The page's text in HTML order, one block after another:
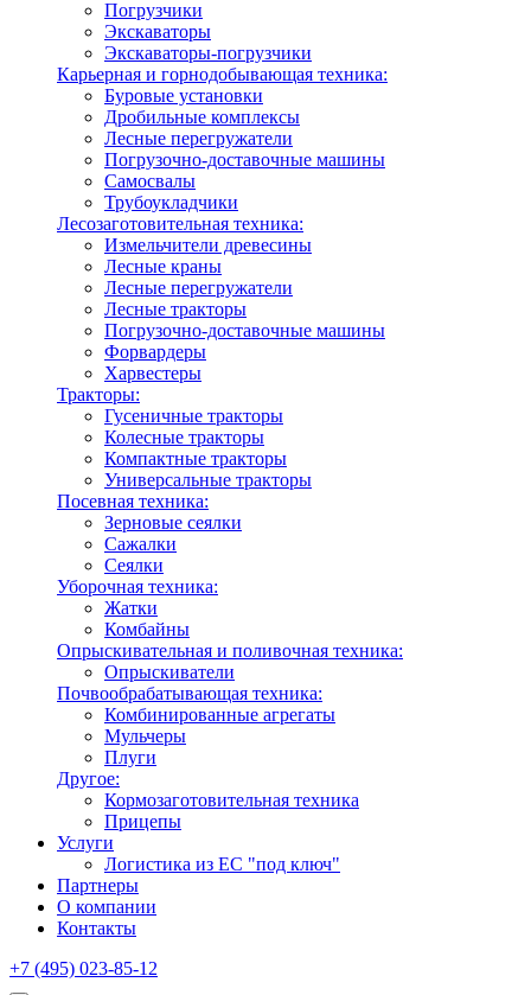
Погрузчики
Экскаваторы
Экскаваторы-погрузчики
Карьерная и горнодобывающая техника:
Буровые установки
Дробильные комплексы
Лесные перегружатели
Погрузочно-доставочные машины
Самосвалы
Трубоукладчики
Лесозаготовительная техника:
Измельчители древесины
Лесные краны
Лесные перегружатели
Лесные тракторы
Погрузочно-доставочные машины
Форвардеры
Харвестеры
Тракторы:
Гусеничные тракторы
Колесные тракторы
Компактные тракторы
Универсальные тракторы
Посевная техника:
Зерновые сеялки
Сажалки
Сеялки
Уборочная техника:
Жатки
Комбайны
Опрыскивательная и поливочная техника:
Опрыскиватели
Почвообрабатывающая техника:
Комбинированные агрегаты
Мульчеры
Плуги
Другое:
Кормозаготовительная техника
Прицепы
Услуги
Логистика из ЕС "под ключ"
Партнеры
О компании
Контакты
+7 (495) 023-85-12